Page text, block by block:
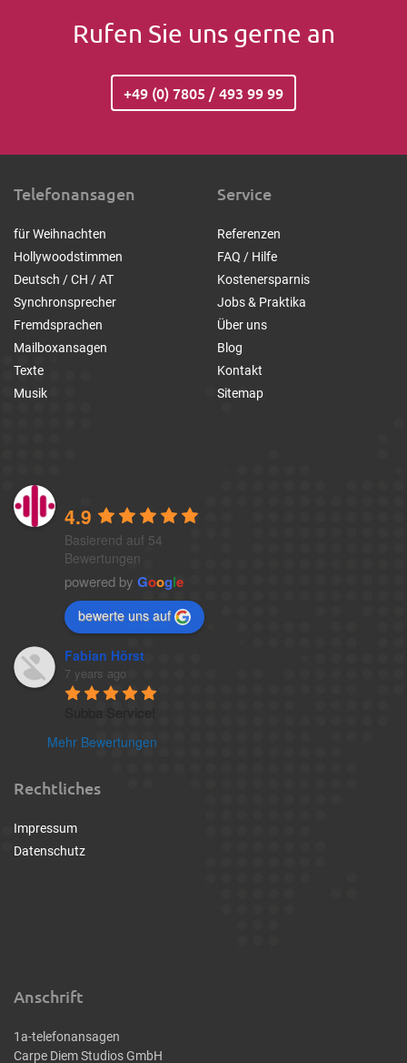
Rufen Sie uns gerne an
+49 (0) 7805 / 493 99 99
Telefonansagen
für Weihnachten
Hollywoodstimmen
Deutsch / CH / AT
Synchronsprecher
Fremdsprachen
Mailboxansagen
Texte
Musik
4.9
Basierend auf 54
Bewertungen
powered by Google
bewerte uns auf
Fabian Hörst
7 years ago
Mehr Bewertungen
Service
Referenzen
FAQ / Hilfe
Kostenersparnis
Jobs & Praktika
Über uns
Blog
Kontakt
Sitemap
Rechtliches
Impressum
Datenschutz
Anschrift
1a-telefonansagen
Carpe Diem Studios GmbH